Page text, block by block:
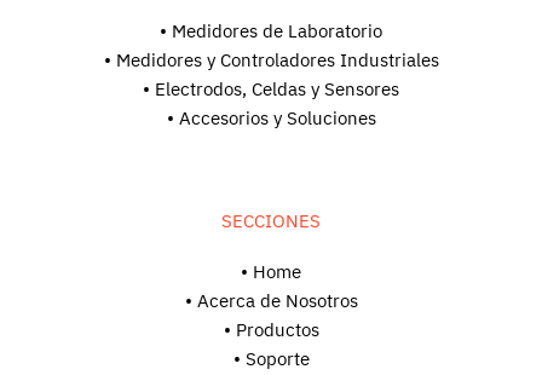
• Medidores de Laboratorio
• Medidores y Controladores Industriales
• Electrodos, Celdas y Sensores
• Accesorios y Soluciones
SECCIONES
• Home
• Acerca de Nosotros
• Productos
• Soporte